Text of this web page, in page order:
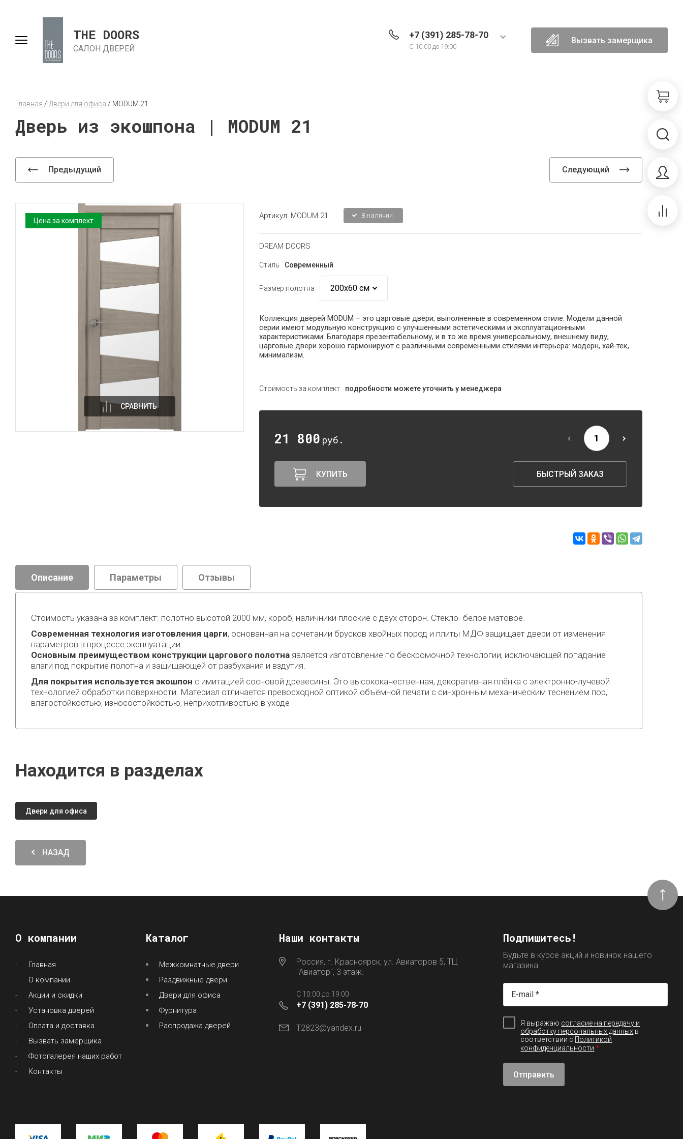
THE DOORS
САЛОН ДВЕРЕЙ
+7 (391) 285-78-70
C 10:00 до 19:00
Вызвать замерщика
Главная / Двери для офиса / MODUM 21
Дверь из экошпона | MODUM 21
Предыдущий Следующий
Цена за комплект
СРАВНИТЬ
Артикул: MODUM 21 В наличии
DREAM DOORS
Стиль Современный
Размер полотна
Коллекция дверей MODUM – это царговые двери, выполненные в современном стиле. Модели данной
серии имеют модульную конструкцию с улучшенными эстетическими и эксплуатационными
характеристиками. Благодаря презентабельному, и в то же время универсальному, внешнему виду,
царговые двери хорошо гармонируют с различными современными стилями интерьера: модерн, хай‑тек,
минимализм.
Стоимость за комплект подробности можете уточнить у менеджера
21 800 руб.
КУПИТЬ БЫСТРЫЙ ЗАКАЗ
Описание Параметры Отзывы
Стоимость указана за комплект: полотно высотой 2000 мм, короб, наличники плоские с двух сторон. Стекло- белое матовое.
Современная технология изготовления царги, основанная на сочетании брусков хвойных пород и плиты МДФ защищает двери от изменения
параметров в процессе эксплуатации.
Основным преимуществом конструкции царгового полотна является изготовление по бескромочной технологии, исключающей попадание
влаги под покрытие полотна и защищающей от разбухания и вздутия.
Для покрытия используется экошпон с имитацией сосновой древесины. Это высококачественная, декоративная плёнка с электронно-лучевой
технологией обработки поверхности. Материал отличается превосходной оптикой объёмной печати с синхронным механическим теснением пор,
влагостойкостью, износостойкостью, неприхотливостью в уходе
Находится в разделах
Двери для офиса
НАЗАД
О компании
Главная
О компании
Акции и скидки
Установка дверей
Оплата и доставка
Вызвать замерщика
Фотогалерея наших работ
Контакты
Каталог
Межкомнатные двери
Раздвижные двери
Двери для офиса
Фурнитура
Распродажа дверей
Наши контакты
Россия, г. Красноярск, ул. Авиаторов 5, ТЦ
"Авиатор", 3 этаж.
C 10:00 до 19:00
+7 (391) 285-78-70
T2823@yandex.ru
Подпишитесь!
Будьте в курсе акций и новинок нашего
магазина
Я выражаю согласие на передачу и
обработку персональных данных в
соответствии с Политикой
конфиденциальности *
Отправить